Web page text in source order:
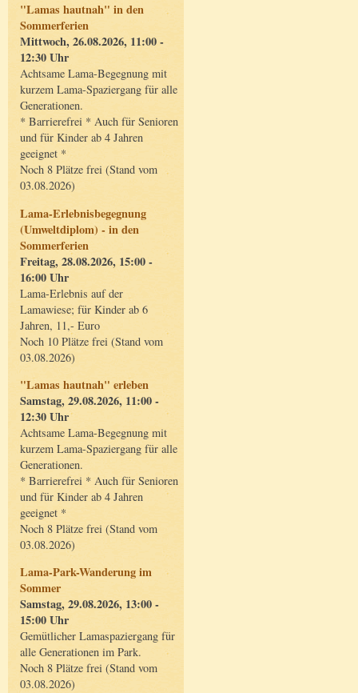
"Lamas hautnah" in den
Sommerferien
Mittwoch, 26.08.2026, 11:00 -
12:30 Uhr
Achtsame Lama-Begegnung mit
kurzem Lama-Spaziergang für alle
Generationen.
* Barrierefrei * Auch für Senioren
und für Kinder ab 4 Jahren
geeignet *
Noch 8 Plätze frei (Stand vom
03.08.2026)
Lama-Erlebnisbegegnung
(Umweltdiplom) - in den
Sommerferien
Freitag, 28.08.2026, 15:00 -
16:00 Uhr
Lama-Erlebnis auf der
Lamawiese; für Kinder ab 6
Jahren, 11,- Euro
Noch 10 Plätze frei (Stand vom
03.08.2026)
"Lamas hautnah" erleben
Samstag, 29.08.2026, 11:00 -
12:30 Uhr
Achtsame Lama-Begegnung mit
kurzem Lama-Spaziergang für alle
Generationen.
* Barrierefrei * Auch für Senioren
und für Kinder ab 4 Jahren
geeignet *
Noch 8 Plätze frei (Stand vom
03.08.2026)
Lama-Park-Wanderung im
Sommer
Samstag, 29.08.2026, 13:00 -
15:00 Uhr
Gemütlicher Lamaspaziergang für
alle Generationen im Park.
Noch 8 Plätze frei (Stand vom
03.08.2026)